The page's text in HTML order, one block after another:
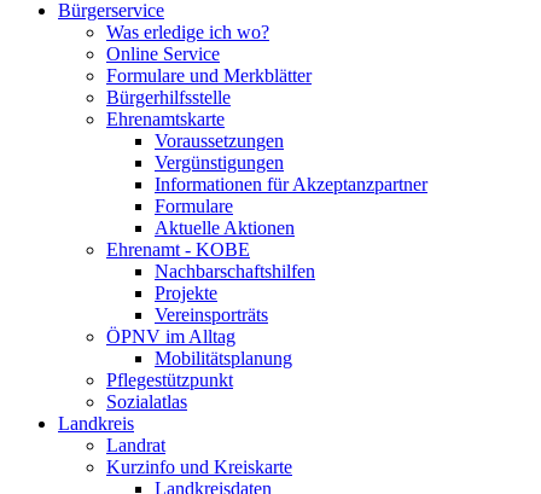
Bürgerservice
Was erledige ich wo?
Online Service
Formulare und Merkblätter
Bürgerhilfsstelle
Ehrenamtskarte
Voraussetzungen
Vergünstigungen
Informationen für Akzeptanzpartner
Formulare
Aktuelle Aktionen
Ehrenamt - KOBE
Nachbarschaftshilfen
Projekte
Vereinsporträts
ÖPNV im Alltag
Mobilitätsplanung
Pflegestützpunkt
Sozialatlas
Landkreis
Landrat
Kurzinfo und Kreiskarte
Landkreisdaten